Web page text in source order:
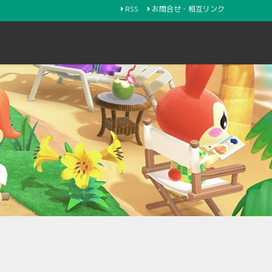
RSS お問合せ・相互リンク